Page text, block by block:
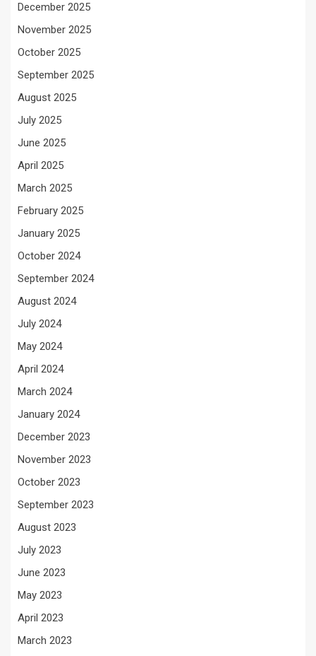
December 2025
November 2025
October 2025
September 2025
August 2025
July 2025
June 2025
April 2025
March 2025
February 2025
January 2025
October 2024
September 2024
August 2024
July 2024
May 2024
April 2024
March 2024
January 2024
December 2023
November 2023
October 2023
September 2023
August 2023
July 2023
June 2023
May 2023
April 2023
March 2023